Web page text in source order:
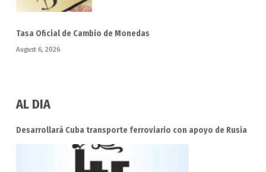
Tasa Oficial de Cambio de Monedas
August 6, 2026
AL DIA
Desarrollará Cuba transporte ferroviario con apoyo de Rusia